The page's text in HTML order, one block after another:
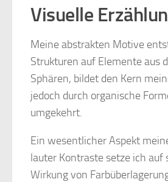
Visuelle
Meine abstrakten Motive
Strukturen auf Elemente aus
Sphären, bildet den Kern
jedoch durch organische
umgekehrt.
Ein wesentlicher Aspekt
lauter Kontraste setze ich
Wirkung von